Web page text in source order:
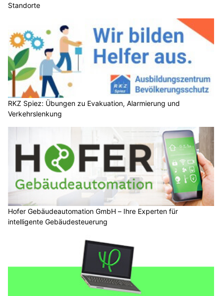
Standorte
RKZ Spiez: Übungen zu Evakuation, Alarmierung und
Verkehrslenkung
Hofer Gebäudeautomation GmbH – Ihre Experten für
intelligente Gebäudesteuerung